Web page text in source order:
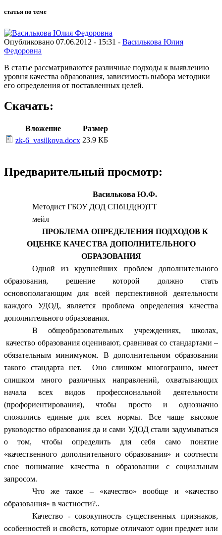
статья по теме
Опубликовано 07.06.2012 - 15:31 - Василькова Юлия
Федоровна
В статье рассматриваются различные подходы к выявлению
уровня качества образования, зависимость выбора методики
его определения от поставленных целей.
Скачать:
Вложение
Размер
zk-6_vasilkova.docx 23.9 КБ
Предварительный просмотр:
Василькова Ю.Ф.
Методист ГБОУ ДОД СПбЦД(Ю)ТТ
мейл
ПРОБЛЕМА ОПРЕДЕЛЕНИЯ ПОДХОДОВ К
ОЦЕНКЕ КАЧЕСТВА ДОПОЛНИТЕЛЬНОГО
ОБРАЗОВАНИЯ
Одной из крупнейших проблем дополнительного
образования, решение которой должно стать
основополагающим для всей перспективной деятельности
каждого УДОД, является проблема определения качества
дополнительного образования.
В общеобразовательных учреждениях, школах,
качество образования оценивают, сравнивая со стандартами –
обязательным минимумом. В дополнительном образовании
такого стандарта нет. Оно слишком многогранно, имеет
слишком много различных направлений, охватывающих
начала всех видов профессиональной деятельности
(профориентирования), чтобы просто и однозначно
сложились единые для всех нормы. Все чаще высокое
руководство образования да и сами УДОД стали задумываться
о том, чтобы определить для себя само понятие
«качественного дополнительного образования» и соотнести
свое понимание качества в образовании с социальным
запросом.
Что же такое – «качество» вообще и «качество
образования» в частности?..
Качество - совокупность существенных признаков,
особенностей и свойств, которые отличают один предмет или